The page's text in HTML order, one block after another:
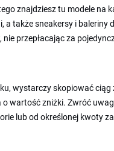
znajdziesz tu modele na
a także sneakersy i
przepłacając za
wystarczy skopiować
wartość zniżki. Zwróć
lub od określonej kwoty